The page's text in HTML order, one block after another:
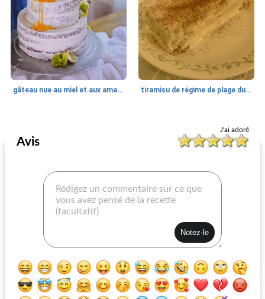
gâteau nue au miel et aux amandes tiramisu de régime de plage du sud
brownies super fudgy boules de chocolat au rhum
J'ai adoré
Avis